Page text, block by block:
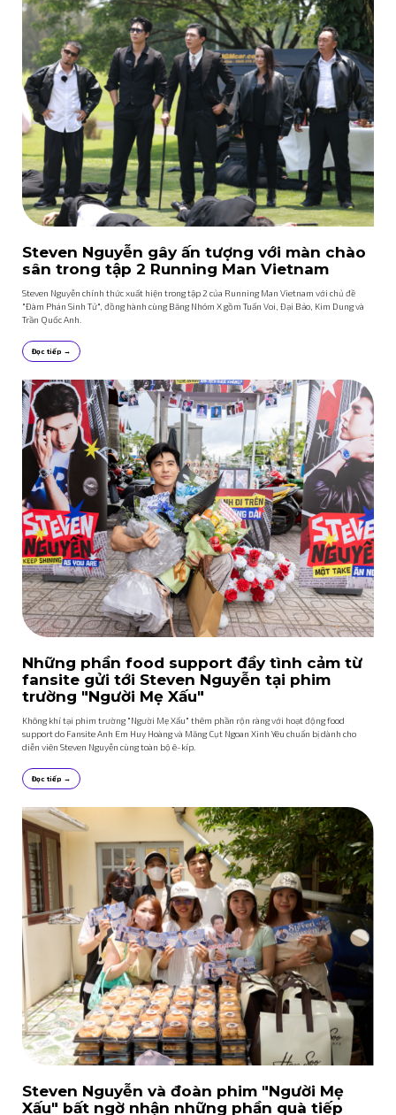
Steven Nguyễn gây ấn tượng với màn chào
sân trong tập 2 Running Man Vietnam
Steven Nguyễn chính thức xuất hiện trong tập 2 của Running Man Vietnam với chủ đề
"Đàm Phán Sinh Tử", đồng hành cùng Băng Nhóm X gồm Tuấn Voi, Đại Bảo, Kim Dung và
Trần Quốc Anh.
Đọc tiếp →
Những phần food support đầy tình cảm từ
fansite gửi tới Steven Nguyễn tại phim
trường "Người Mẹ Xấu"
Không khí tại phim trường "Người Mẹ Xấu" thêm phần rộn ràng với hoạt động food
support do Fansite Anh Em Huy Hoàng và Măng Cụt Ngoan Xinh Yêu chuẩn bị dành cho
diễn viên Steven Nguyễn cùng toàn bộ ê-kíp.
Đọc tiếp →
Steven Nguyễn và đoàn phim "Người Mẹ
Xấu" bất ngờ nhận những phần quà tiếp